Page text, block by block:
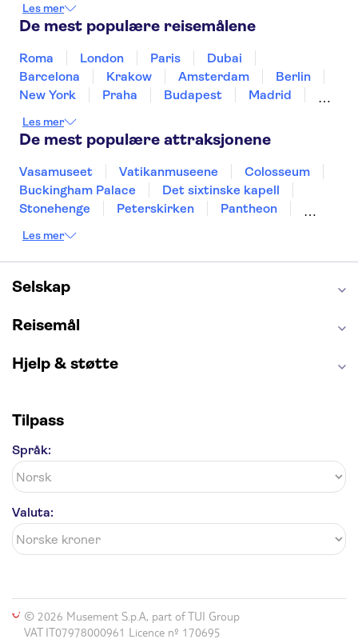
Portugal
Sverige Thailand
Les mer
De mest populære reisemålene
Roma London Paris
Dubai
Barcelona
Krakow Amsterdam
Berlin
New York
Praha Budapest
Madrid
Gdansk
Alicante Riga
Les mer
De mest populære attraksjonene
Vasamuseet Vatikanmuseene
Colosseum
Buckingham Palace
Det sixtinske kapell
Stonehenge
Peterskirken
Pantheon
Burj Khalifa
Alcatraz
Alhambra
Harry Potter Studios
Anne Franks hus
Blue Lagoon
Les mer
Selskap
Reisemål
Hjelp & støtte
Tilpass
Språk:
Valuta:
© 2026 Musement S.p.A, part of TUI Group
VAT IT07978000961 Licence nº 170695